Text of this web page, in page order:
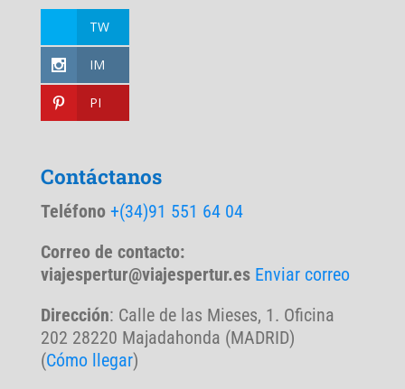
TW
IM
PI
Contáctanos
Teléfono +(34)91 551 64 04
Correo de contacto:
viajespertur@viajespertur.es Enviar correo
Dirección: Calle de las Mieses, 1. Oficina
202 28220 Majadahonda (MADRID)
(Cómo llegar)